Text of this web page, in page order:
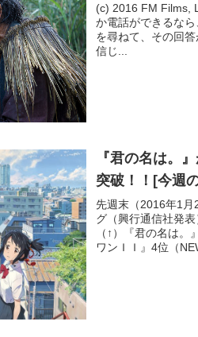
(c) 2016 FM Films,
か電話ができるな
を尋ねて、その回
信じ...
『君の名は。
突破！！[今週
先週末（2016年1
グ（興行通信社発
（↑）『君の名は
ワンＩＩ』4位（